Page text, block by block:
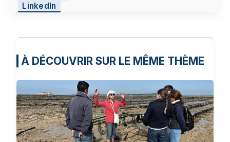
LinkedIn
À DÉCOUVRIR SUR LE MÊME THÈME